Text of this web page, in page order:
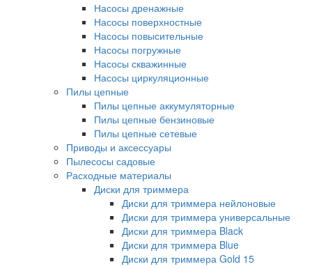
Насосы дренажные
Насосы поверхностные
Насосы повысительные
Насосы погружные
Насосы скважинные
Насосы циркуляционные
Пилы цепные
Пилы цепные аккумуляторные
Пилы цепные бензиновые
Пилы цепные сетевые
Приводы и аксессуары
Пылесосы садовые
Расходные материалы
Диски для триммера
Диски для триммера нейлоновые
Диски для триммера универсальные
Диски для триммера Black
Диски для триммера Blue
Диски для триммера Gold 15